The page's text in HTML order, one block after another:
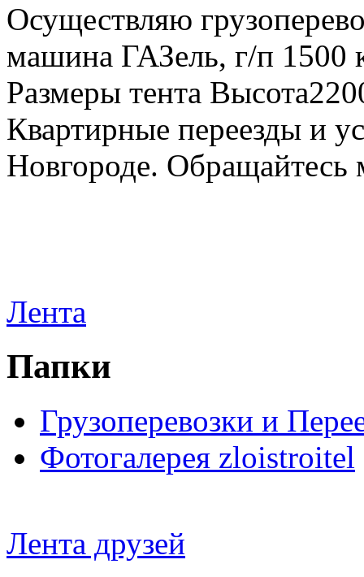
Осуществляю
машина ГАЗель, г/п 1500
Размеры тента
Квартирные переезды и
Новгороде.
Лента
Папки
Грузоперевозки и
Фотогалерея zloistroitel
Лента друзей